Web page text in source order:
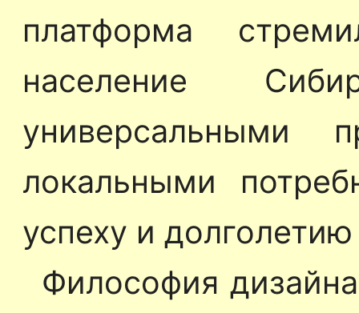
платформа
население
универсальными
локальными
успеху и
Философия